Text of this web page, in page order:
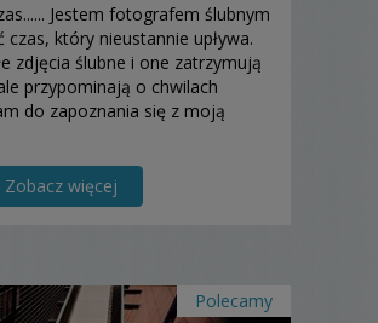
Jestem fotografem ślubnym
który nieustannie upływa.
zdjęcia ślubne i one zatrzymują
przypominają o chwilach
do zapoznania się z moją
Zobacz więcej
Polecamy